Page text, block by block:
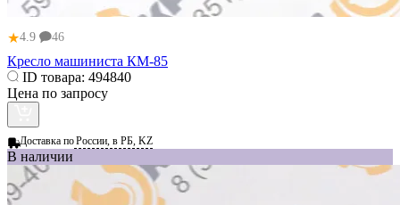
★4.9 46
Кресло машиниста КМ-85
ID товара: 494840
Цена по запросу
Доставка поРоссии, в РБ, KZ
В наличии